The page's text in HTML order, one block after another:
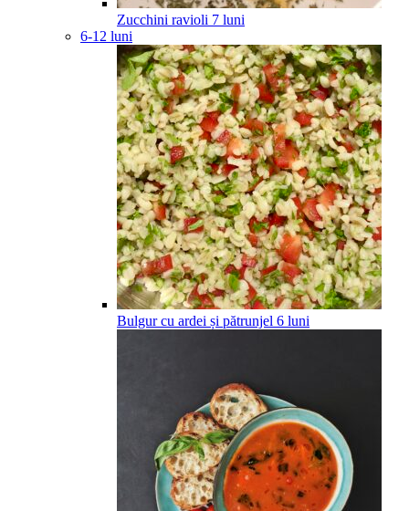
Zucchini ravioli 7 luni
6-12 luni
Bulgur cu ardei și pătrunjel 6 luni